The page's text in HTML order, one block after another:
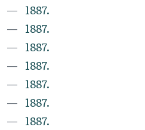
1887.
1887.
1887.
1887.
1887.
1887.
1887.